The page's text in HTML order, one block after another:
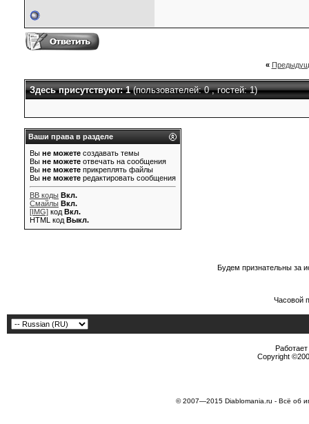
«
Здесь присутствуют: 1(пользователей: 0 , гостей: 1)
Ваши права в разделе
Вы не можете создавать темы
Вы не можете отвечать на сообщения
Вы не можете прикреплять файлы
Вы не можете редактировать сообщения
BB коды Вкл.
Смайлы Вкл.
[IMG] код Вкл.
HTML код Выкл.
Будем признательны за
Часовой
Copyright
© 2007—2015 Diablomania.ru - Всё об